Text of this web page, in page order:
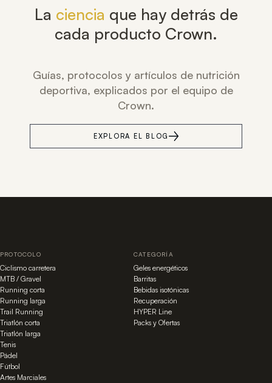
La ciencia que hay detrás de
cada producto Crown.
Guías, protocolos y artículos de nutrición
deportiva, explicados por el equipo de
Crown.
EXPLORA EL BLOG
PROTOCOLO
Ciclismo carretera
MTB / Gravel
Running corta
Running larga
Trail Running
Triatlón corta
Triatlón larga
Tenis
Pádel
Fútbol
Artes Marciales
CATEGORÍA
Geles energéticos
Barritas
Bebidas isotónicas
Recuperación
HYPER Line
Packs y Ofertas